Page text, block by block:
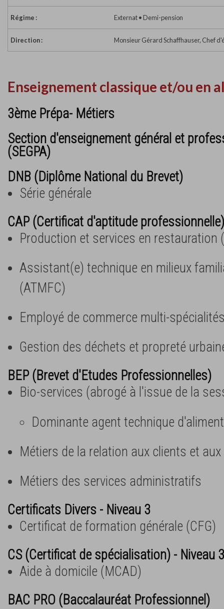
Régime : Externat • Demi-pension
Direction : Monsieur Gérard Schaffhauser, Chef
Enseignement classique et/ou en
3ème Prépa- Métiers
Section d'enseignement général et
(SEGPA)
DNB (Diplôme National du Brevet)
Série générale
CAP (Certificat d'aptitude professionnelle)
Production et services en restauration
Assistant(e) technique en milieux
(ATMFC)
Employé de commerce multi-
Gestion des déchets et propreté
BEP (Brevet d'Etudes Professionnelles)
Bio-services (abrogé à l'issue de la
Dominante agent technique
Métiers de la relation aux clients et
Métiers des services administratifs
Certificats Divers - Niveau 3
Certificat de formation générale (CFG)
CS (Certificat de spécialisation) - Niveau 3
Aide à domicile (MCAD)
BAC PRO (Baccalauréat Professionnel)